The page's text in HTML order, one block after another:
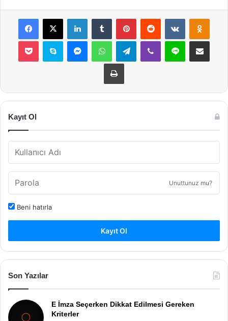
Facebook
X LinkedInTumblr PinterestReddit VKontakte
Pocket Skype MessengerWhatsAppTelegramViber Line E-Posta ile
Yazdır
Kayıt Ol
Unuttunuz mu?
Beni hatırla
Kayıt Ol
Son Yazılar
E İmza Seçerken Dikkat Edilmesi Gereken
Kriterler